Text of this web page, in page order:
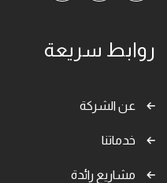
روابط سريعة
عن الشركة
خدماتنا
مشاريع رائدة